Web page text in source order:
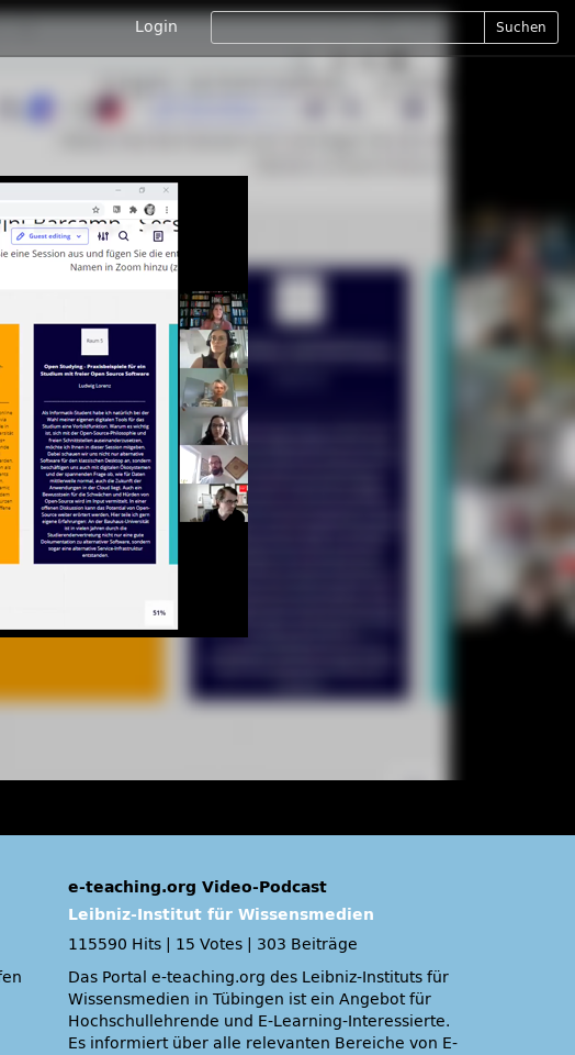
Login Suchen
e-teaching.org Video-Podcast
Leibniz-Institut für Wissensmedien
115590 Hits
15 Votes
303 Beiträge
Das Portal e-teaching.org des Leibniz-Instituts für
Wissensmedien in Tübingen ist ein Angebot für
Hochschullehrende und E-Learning-Interessierte.
Es informiert über alle relevanten Bereiche von E-